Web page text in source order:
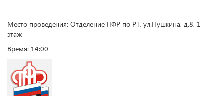
Место проведения: Отделение ПФР по РТ, ул.Пушкина, д.8, 1
этаж
Время: 14:00